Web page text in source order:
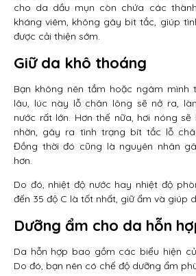
cho da dầu mụn còn chứa các
kháng viêm, không gây bit tắc, giúp
được cải thiện sớm.
Giữ da khô thoáng
Bạn không nên tắm hoặc ngâm mình
lâu, lúc này lỗ chân lông sẽ nở ra,
nước rất lớn. Hơn thế nữa, hơi nóng
nhờn, gây ra tình trạng bít tắc lỗ
Đồng thời đó cũng là nguyên nhân
hơn.
Do đó, nhiệt độ nước hay nhiệt độ
đến 35 độ C là tốt nhất, giữ ẩm và giúp
Dưỡng ẩm cho da hỗn
Da hỗn hợp bao gồm các biểu hiện
Do đó, bạn nên có chế độ dưỡng ẩm